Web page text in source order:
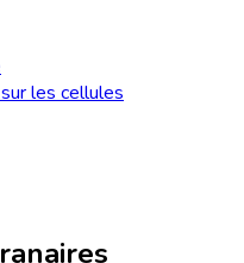
les cellules